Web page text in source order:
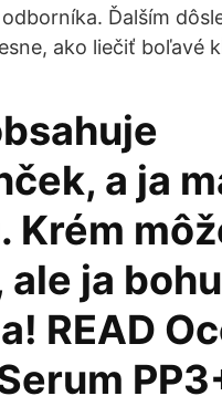
Ďalším
ako liečiť boľavé
a ja
Krém
ale ja
READ